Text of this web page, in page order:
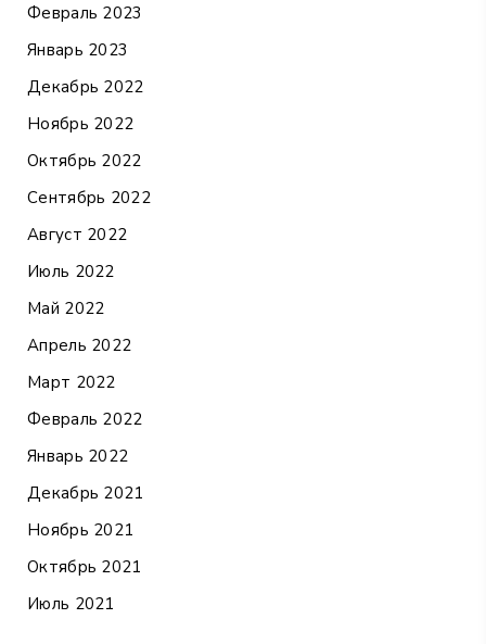
Февраль 2023
Январь 2023
Декабрь 2022
Ноябрь 2022
Октябрь 2022
Сентябрь 2022
Август 2022
Июль 2022
Май 2022
Апрель 2022
Март 2022
Февраль 2022
Январь 2022
Декабрь 2021
Ноябрь 2021
Октябрь 2021
Июль 2021